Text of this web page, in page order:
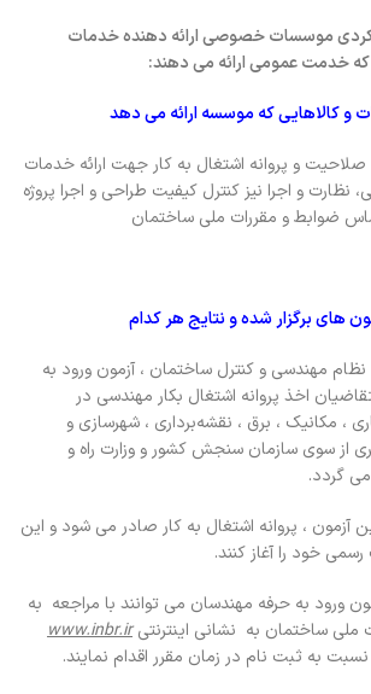
عملکردی موسسات خصوصی ارائه دهنده خدمات
خدمت عمومی ارائه می دهند:
و کالاهایی که موسسه ارائه می دهد
و پروانه اشتغال به کار جهت ارائه خدمات
نظارت و اجرا نیز کنترل کیفیت طراحی و اجرا پروژه
ضوابط و مقررات ملی ساختمان
های برگزار شده و نتایج هر کدام
نظام مهندسی و کنترل ساختمان ، آزمون ورود به
اخذ پروانه اشتغال بکار مهندسی در
، مکانیک ، برق ، نقشه‌برداری ، شهرسازی و
از سوی سازمان سنجش کشور و وزارت راه و
می گردد.
آزمون ، پروانه اشتغال به کار صادر می شود و این
رسمی خود را آغاز کنند.
ورود به حرفه مهندسان می توانند با مراجعه به
ملی ساختمان به نشانی اینترنتیwww.inbr.ir
به ثبت نام در زمان مقرر اقدام نمایند.